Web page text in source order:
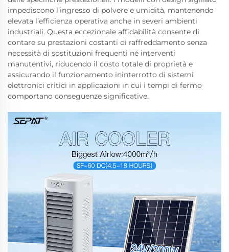
impediscono l’ingresso di polvere e umidità, mantenendo
elevata l’efficienza operativa anche in severi ambienti
industriali. Questa eccezionale affidabilità consente di
contare su prestazioni costanti di raffreddamento senza
necessità di sostituzioni frequenti né interventi
manutentivi, riducendo il costo totale di proprietà e
assicurando il funzionamento ininterrotto di sistemi
elettronici critici in applicazioni in cui i tempi di fermo
comportano conseguenze significative.